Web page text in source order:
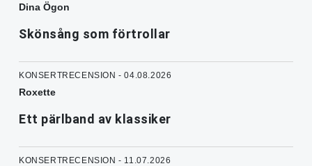
Dina Ögon
Skönsång som förtrollar
KONSERTRECENSION - 04.08.2026
Roxette
Ett pärlband av klassiker
KONSERTRECENSION - 11.07.2026